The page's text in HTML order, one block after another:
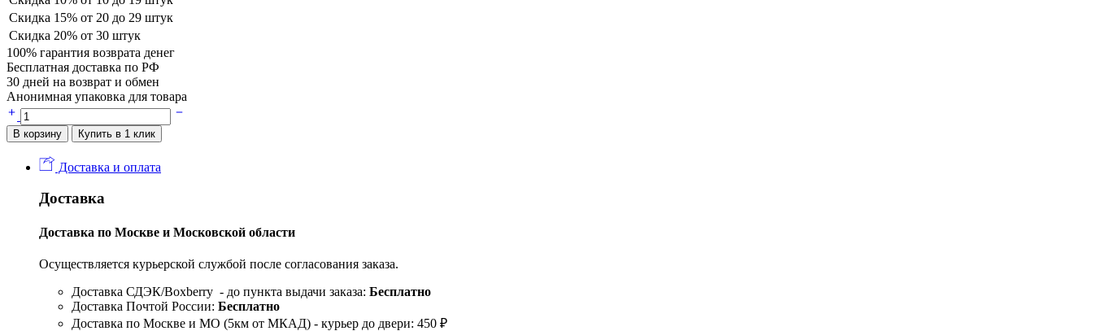
Скидка 15% от 20 до 29 штук
Скидка 20% от 30 штук
100% гарантия возврата денег
Бесплатная доставка по РФ
30 дней на возврат и обмен
Анонимная упаковка для товара
В корзину Купить в 1 клик
Доставка и оплата
Доставка
Доставка по Москве и Московской области
Осуществляется курьерской службой после согласования заказа.
Доставка СДЭК/Boxberry - до пункта выдачи заказа: Бесплатно
Доставка Почтой России: Бесплатно
Доставка по Москве и МО (5км от МКАД) - курьер до двери: 450 ₽